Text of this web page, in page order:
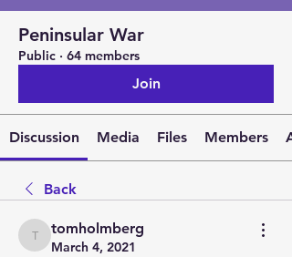
Peninsular War
Public · 64 members
Join
Discussion Media Files Members
Back
tomholmberg
tomholmberg
March 4, 2021